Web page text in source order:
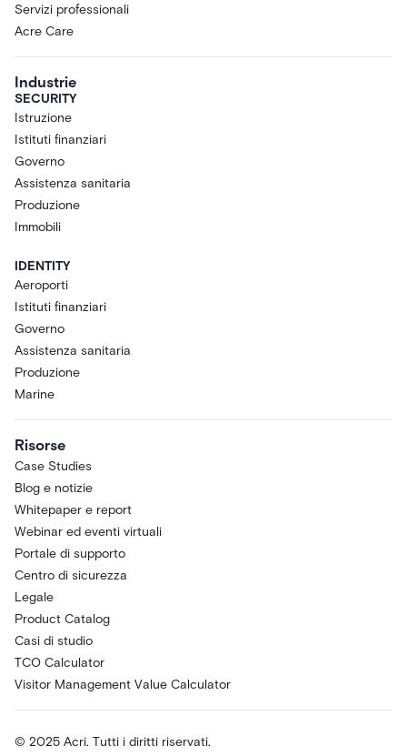
Servizi professionali
Acre Care
Industrie
SECURITY
Istruzione
Istituti finanziari
Governo
Assistenza sanitaria
Produzione
Immobili
IDENTITY
Aeroporti
Istituti finanziari
Governo
Assistenza sanitaria
Produzione
Marine
Risorse
Case Studies
Blog e notizie
Whitepaper e report
Webinar ed eventi virtuali
Portale di supporto
Centro di sicurezza
Legale
Product Catalog
Casi di studio
TCO Calculator
Visitor Management Value Calculator
© 2025 Acri. Tutti i diritti riservati.